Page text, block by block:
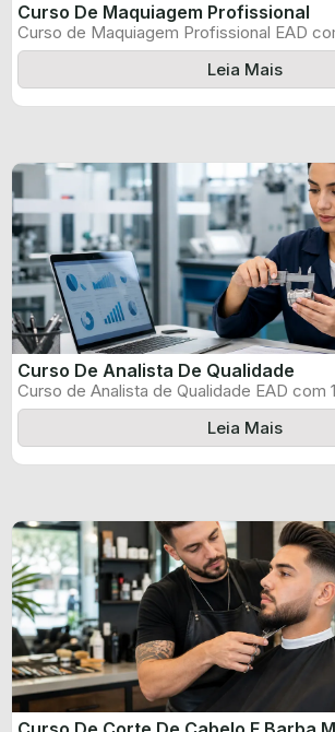
Curso De Maquiagem Profissional
Curso de Maquiagem Profissional EAD
certificado informado pelo produtor e ...
Leia Mais
Curso De Analista De Qualidade
Curso de Analista de Qualidade EAD com
certificado informado pelo produtor ...
Leia Mais